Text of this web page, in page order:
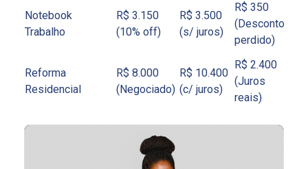
Notebook
Trabalho
R$ 3.150
(10% off)
R$ 3.500
(s/ juros)
R$ 350
(Desconto
perdido)
Reforma
Residencial
R$ 8.000
(Negociado)
R$ 10.400
(c/ juros)
R$ 2.400
(Juros
reais)